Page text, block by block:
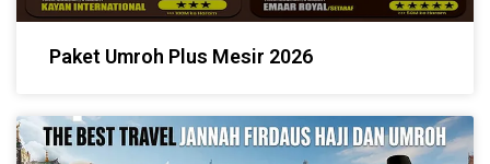
Paket Umroh Plus Mesir 2026